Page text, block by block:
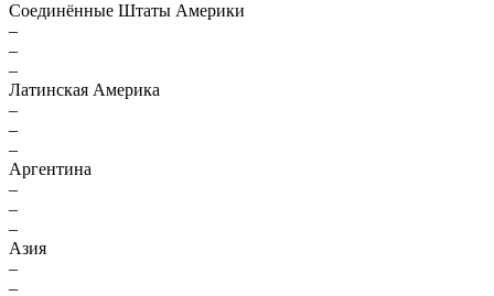
Соединённые Штаты Америки
–
–
–
Латинская Америка
–
–
–
Аргентина
–
–
–
Азия
–
–